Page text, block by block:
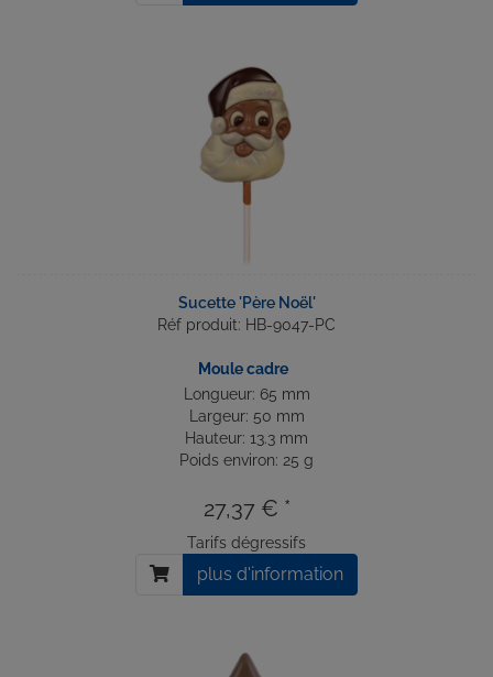
Sucette 'Père Noël'
Réf produit: HB-9047-PC
Moule cadre
Longueur: 65 mm
Largeur: 50 mm
Hauteur: 13.3 mm
Poids environ: 25 g
27,37 € *
Tarifs dégressifs
plus d'information